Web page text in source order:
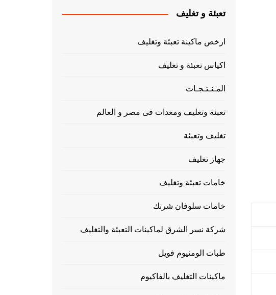
تعبئة و تغليف
ارخص ماكينة تعبئة وتغليف
اكياس تعبئة و تغليف
المـنـتـجـات
تعبئة وتغليف ومعدات فى مصر و العالم
تغليف وتعبئة
جهاز تغليف
خامات تعبئة وتغليف
خامات سلوفان شرنك
شركة نسر الشرق لماكينات التعبئة والتغليف
طبات الومنيوم فويل
ماكينات التغليف بالفاكيوم